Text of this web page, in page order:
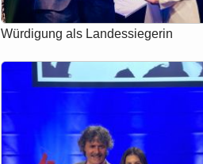
Würdigung als Landessiegerin